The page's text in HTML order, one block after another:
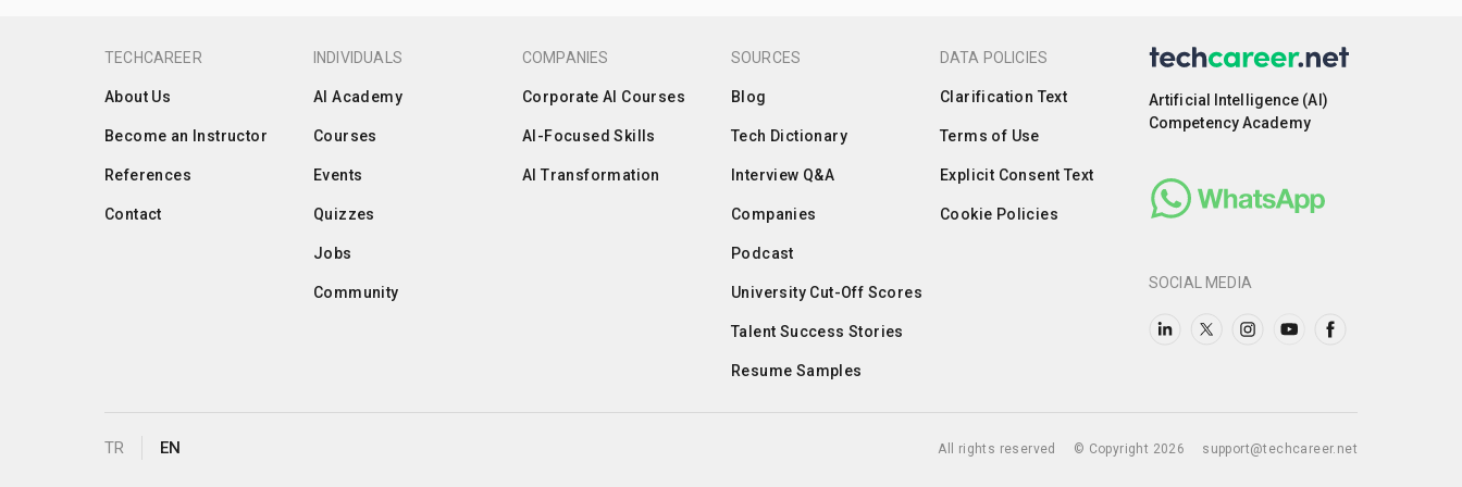
TECHCAREER
About Us
Become an Instructor
References
Contact
INDIVIDUALS
AI Academy
Courses
Events
Quizzes
Jobs
Community
COMPANIES
Corporate AI Courses
AI-Focused Skills
AI Transformation
SOURCES
Blog
Tech Dictionary
Interview Q&A
Companies
Podcast
University Cut-Off Scores
Talent Success Stories
Resume Samples
DATA POLICIES
Clarification Text
Terms of Use
Explicit Consent Text
Cookie Policies
Artificial Intelligence (AI)
Competency Academy
SOCIAL MEDIA
TR EN All rights reserved © Copyright 2026 support@techcareer.net